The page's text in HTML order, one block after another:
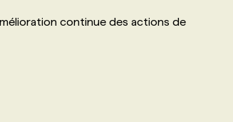
continue des actions de